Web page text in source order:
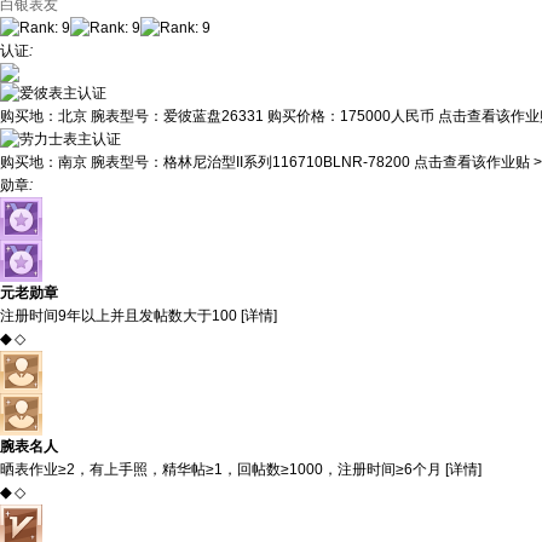
白银表友
认证:
购买地： 北京 腕表型号： 爱彼蓝盘26331 购买价格： 175000人民币 点击查看该作
购买地： 南京 腕表型号： 格林尼治型II系列116710BLNR-78200 点击查看该作业贴
勋章:
元老勋章
注册时间9年以上并且发帖数大于100 [详情]
◆ ◇
腕表名人
晒表作业≥2，有上手照，精华帖≥1，回帖数≥1000，注册时间≥6个月 [详情]
◆ ◇